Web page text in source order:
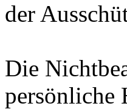
der
Die
persönliche